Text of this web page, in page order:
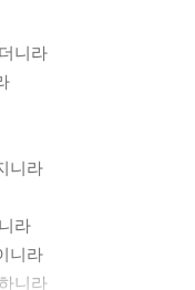
니라
니라
라
니라
니라